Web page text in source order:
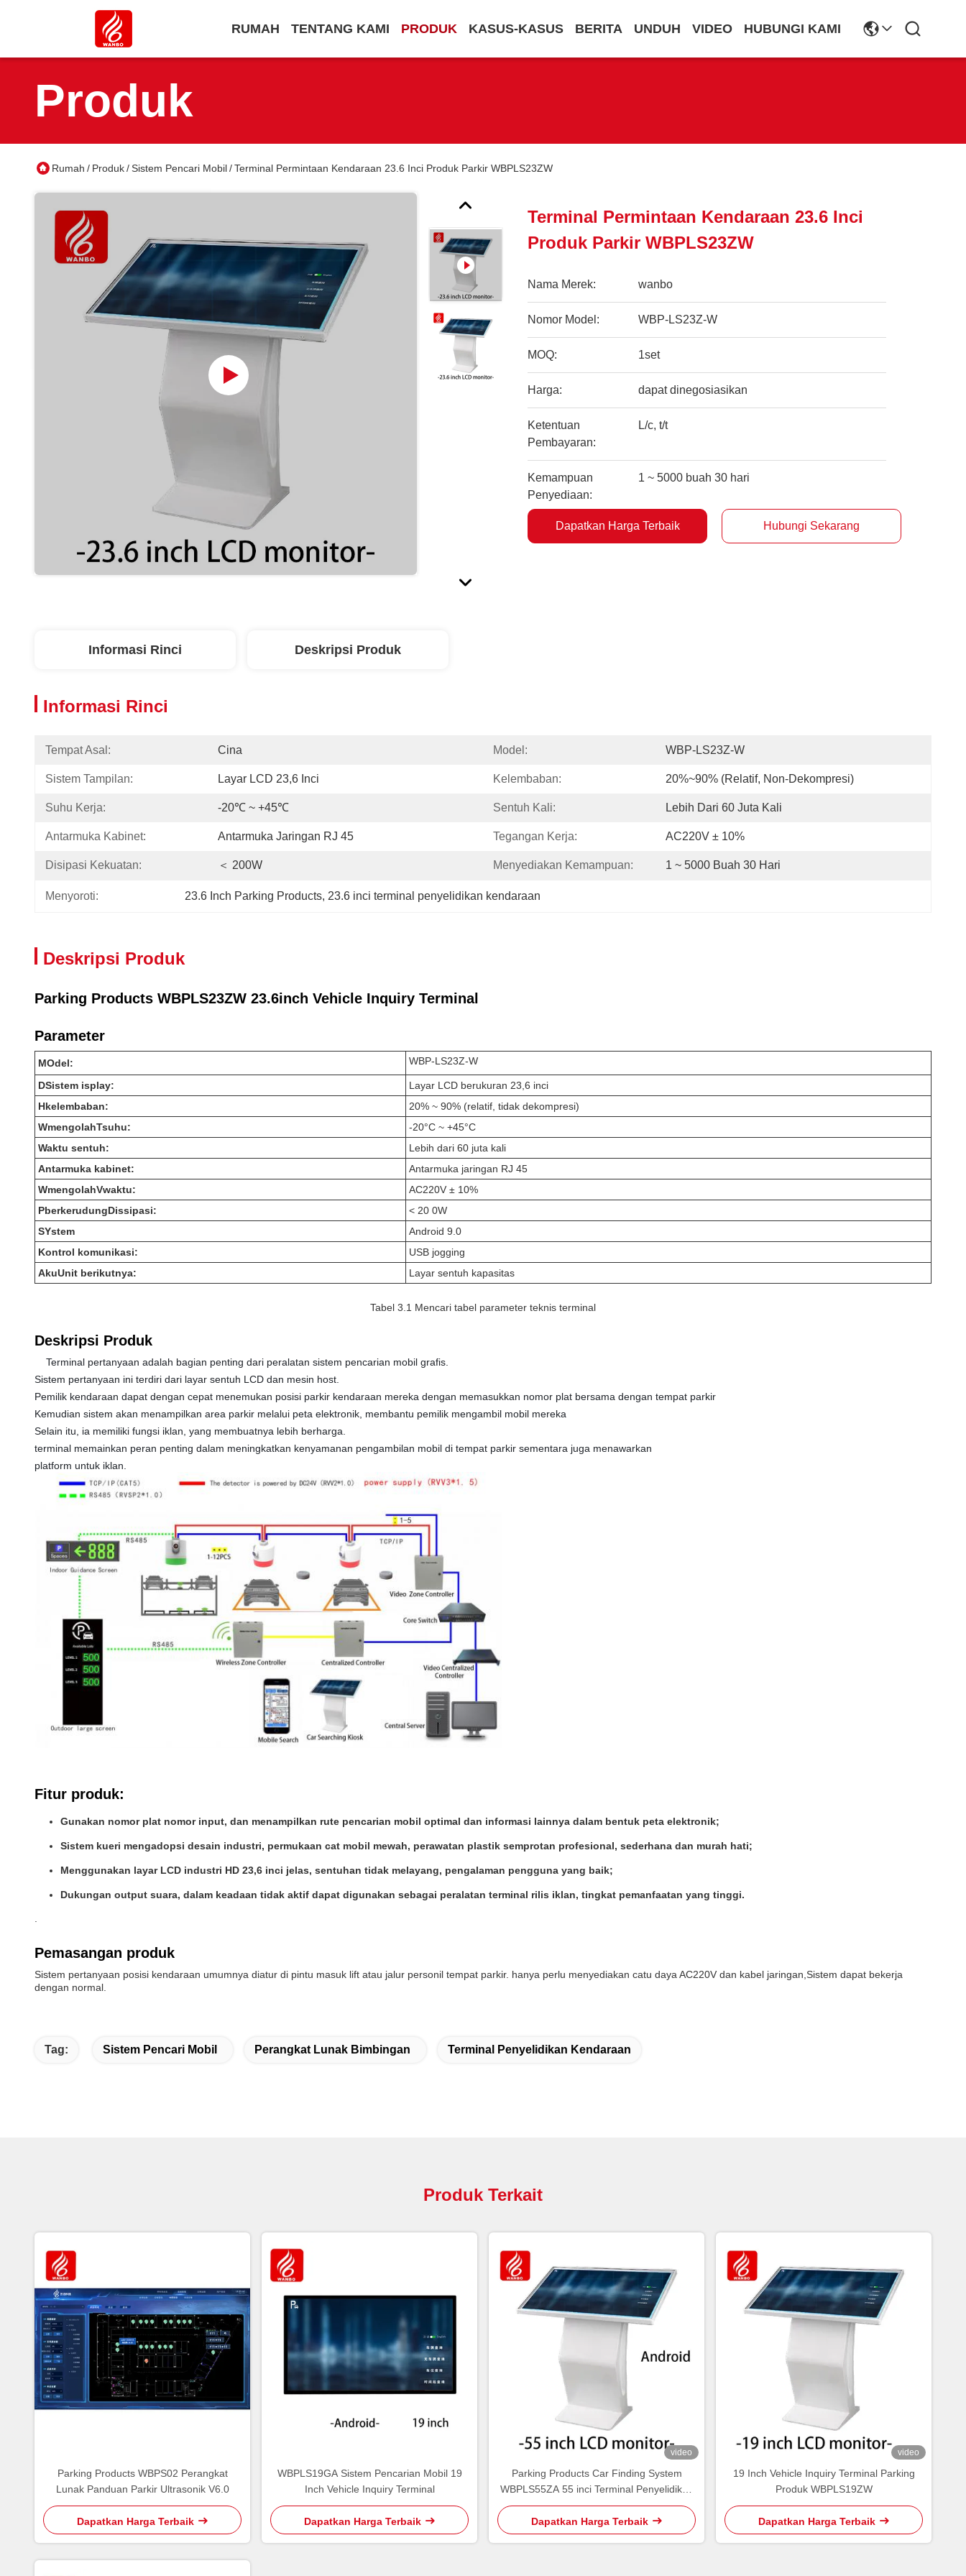
RUMAH TENTANG KAMI PRODUK KASUS-KASUS BERITA UNDUH VIDEO HUBUNGI KAMI
Produk
Rumah / Produk/Sistem Pencari Mobil/Terminal Permintaan Kendaraan 23.6 Inci Produk Parkir WBPLS23ZW
Terminal Permintaan Kendaraan 23.6 Inci
Produk Parkir WBPLS23ZW
Nama Merek: wanbo
Nomor Model: WBP-LS23Z-W
MOQ: 1set
Harga: dapat dinegosiasikan
Ketentuan
Pembayaran:
L/c, t/t
Kemampuan
Penyediaan:
1 ~ 5000 buah 30 hari
Dapatkan Harga Terbaik Hubungi Sekarang
Informasi Rinci Deskripsi Produk
Informasi Rinci
Tempat Asal: Cina Model: WBP-LS23Z-W
Sistem Tampilan: Layar LCD 23,6 Inci Kelembaban: 20%~90% (relatif, Non-Dekompresi)
Suhu Kerja: -20℃ ~ +45℃ Sentuh Kali: Lebih Dari 60 Juta Kali
Antarmuka Kabinet: Antarmuka Jaringan RJ 45 Tegangan Kerja: AC220V ± 10%
Disipasi Kekuatan: ＜ 200W Menyediakan Kemampuan: 1 ~ 5000 Buah 30 Hari
Menyoroti: 23.6 Inch Parking Products, 23.6 inci terminal penyelidikan kendaraan
Deskripsi Produk
Parking Products WBPLS23ZW 23.6inch Vehicle Inquiry Terminal
Parameter
MOdel: WBP-LS23Z-W
DSistem isplay:
Layar LCD berukuran 23,6 inci
Hkelembaban:
20% ~ 90% (relatif, tidak dekompresi)
WmengolahTsuhu:
-20°C ~ +45°C
Waktu sentuh:
Lebih dari 60 juta kali
Antarmuka kabinet:
Antarmuka jaringan RJ 45
WmengolahVwaktu:
AC220V ± 10%
PberkerudungDissipasi:
< 20 0W
SYstem
Android 9.0
Kontrol komunikasi:
USB jogging
AkuUnit berikutnya: Layar sentuh kapasitas
Tabel 3.1 Mencari tabel parameter teknis terminal
Deskripsi Produk
Terminal pertanyaan adalah bagian penting dari peralatan sistem pencarian mobil grafis.
Sistem pertanyaan ini terdiri dari layar sentuh LCD dan mesin host.
Pemilik kendaraan dapat dengan cepat menemukan posisi parkir kendaraan mereka dengan memasukkan nomor plat bersama dengan tempat parkir
Kemudian sistem akan menampilkan area parkir melalui peta elektronik, membantu pemilik mengambil mobil mereka
Selain itu, ia memiliki fungsi iklan, yang membuatnya lebih berharga.
terminal memainkan peran penting dalam meningkatkan kenyamanan pengambilan mobil di tempat parkir sementara juga menawarkan
platform untuk iklan.
Fitur produk:
Gunakan nomor plat nomor input, dan menampilkan rute pencarian mobil optimal dan informasi lainnya dalam bentuk peta elektronik;
Sistem kueri mengadopsi desain industri, permukaan cat mobil mewah, perawatan plastik semprotan profesional, sederhana dan murah hati;
Menggunakan layar LCD industri HD 23,6 inci jelas, sentuhan tidak melayang, pengalaman pengguna yang baik;
Dukungan output suara, dalam keadaan tidak aktif dapat digunakan sebagai peralatan terminal rilis iklan, tingkat pemanfaatan yang tinggi.
Pemasangan produk
Sistem pertanyaan posisi kendaraan umumnya diatur di pintu masuk lift atau jalur personil tempat parkir. hanya perlu menyediakan catu daya AC220V dan kabel jaringan,Sistem dapat bekerja
dengan normal.
Tag: Sistem Pencari Mobil Perangkat Lunak Bimbingan Terminal Penyelidikan Kendaraan
Produk Terkait
Parking Products WBPS02 Perangkat
Lunak Panduan Parkir Ultrasonik V6.0
Dapatkan Harga Terbaik
WBPLS19GA Sistem Pencarian Mobil 19
Inch Vehicle Inquiry Terminal
Dapatkan Harga Terbaik
video
Parking Products Car Finding System
WBPLS55ZA 55 inci Terminal Penyelidikan
Kendaraan
Dapatkan Harga Terbaik
video
19 Inch Vehicle Inquiry Terminal Parking
Produk WBPLS19ZW
Dapatkan Harga Terbaik